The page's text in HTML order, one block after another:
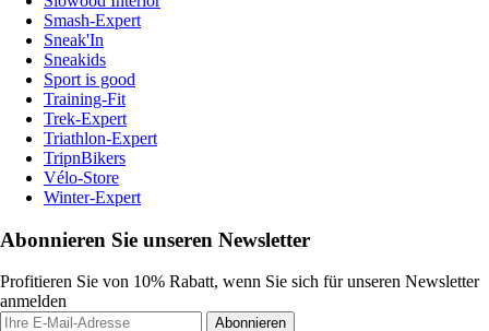
Smash-Expert
Sneak'In
Sneakids
Sport is good
Training-Fit
Trek-Expert
Triathlon-Expert
TripnBikers
Vélo-Store
Winter-Expert
Abonnieren Sie unseren Newsletter
Profitieren Sie von 10% Rabatt, wenn Sie sich für unseren Newsletter
anmelden
Abonnieren